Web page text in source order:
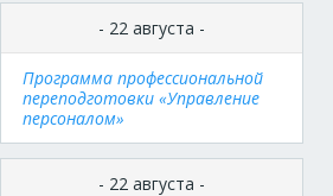
- 22 августа -
Программа профессиональной
переподготовки «Управление
персоналом»
- 22 августа -